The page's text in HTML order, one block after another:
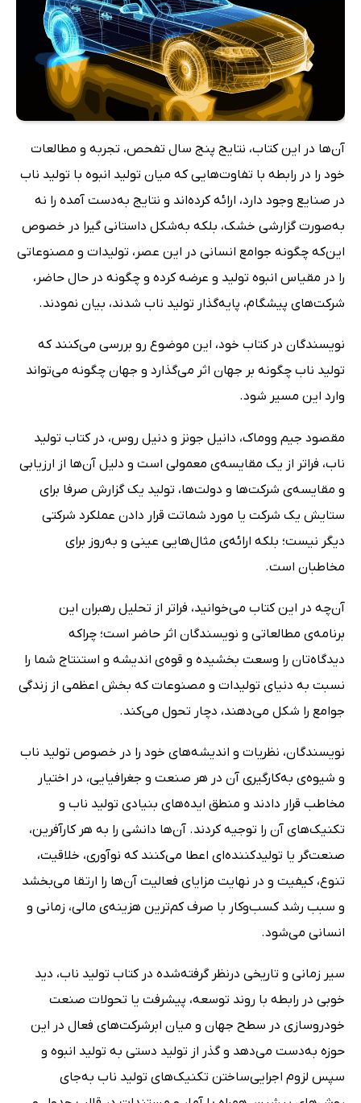
آن‌ها در این کتاب، نتایج پنج سال تفحص، تجربه و مطالعات
خود را در رابطه با تفاوت‌هایی که میان تولید انبوه با تولید ناب
در صنایع وجود دارد، ارائه کرده‌اند و نتایج به‌دست آمده را نه
به‌صورت گزارشی خشک، بلکه به‌شکل داستانی گیرا در خصوص
این‌که چگونه جوامع انسانی در این عصر، تولیدات و مصنوعاتی
را در مقیاس انبوه تولید و عرضه کرده و چگونه در حال حاضر،
شرکت‌های پیشگام، پایه‌گذار تولید ناب شدند، بیان نمودند.
نویسندگان در کتاب خود، این موضوع رو بررسی می‌کنند که
تولید ناب چگونه بر جهان اثر می‌گذارد و جهان چگونه می‌تواند
وارد این مسیر شود.
مقصود جیم ووماک، دانیل جونز و دنیل روس، در کتاب تولید
ناب، فراتر از یک مقایسه‌ی معمولی است و دلیل آن‌ها از ارزیابی
و مقایسه‌ی شرکت‌ها و دولت‌ها، تولید یک گزارش صرفا برای
ستایش یک شرکت یا مورد شماتت قرار دادن عملکرد شرکتی
دیگر نیست؛ بلکه ارائه‌ی مثال‌هایی عینی و به‌روز برای
مخاطبان است.
آن‌چه در این کتاب می‌خوانید، فراتر از تحلیل رهبران این
برنامه‌ی مطالعاتی و نویسندگان اثر حاضر است؛ چراکه
دیدگاه‌تان را وسعت بخشیده و قوه‌ی اندیشه و استنتاج شما را
نسبت به دنیای تولیدات و مصنوعات که بخش اعظمی از زندگی
جوامع را شکل می‌دهند، دچار تحول می‌کند.
نویسندگان، نظریات و اندیشه‌های خود را در خصوص تولید ناب
و شیوه‌ی به‌کارگیری آن در هر صنعت و جغرافیایی، در اختیار
مخاطب قرار دادند و منطق ایده‌های بنیادی تولید ناب و
تکنیک‌های آن را توجیه کردند. آن‌ها دانشی را به هر کارآفرین،
صنعت‌گر یا تولیدکننده‌ای اعطا می‌کنند که نوآوری، خلاقیت،
تنوع، کیفیت و در نهایت مزایای فعالیت آن‌ها را ارتقا می‌بخشد
و سبب رشد کسب‌وکار با صرف کم‌ترین هزینه‌ی مالی، زمانی و
انسانی می‌شود.
سیر زمانی و تاریخی درنظر گرفته‌شده در کتاب تولید ناب، دید
خوبی در رابطه با روند توسعه، پیشرفت یا تحولات صنعت
خودروسازی در سطح جهان و میان ابرشرکت‌های فعال در این
حوزه به‌دست می‌دهد و گذر از تولید دستی به تولید انبوه و
سپس لزوم اجرایی‌ساختن تکنیک‌های تولید ناب به‌جای